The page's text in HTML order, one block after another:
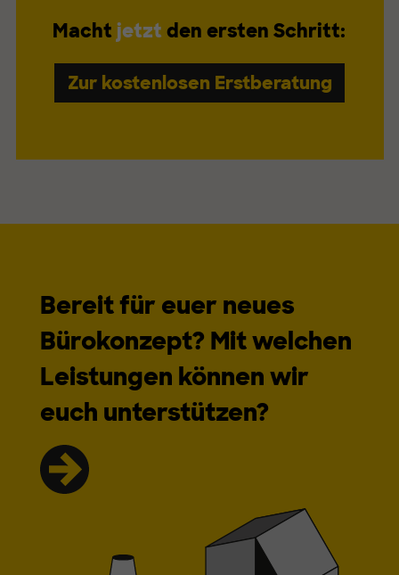
Macht jetzt den ersten Schritt:
Zur kostenlosen Erstberatung
Bereit für euer neues
Bürokonzept? Mit welchen
Leistungen können wir
euch unterstützen?